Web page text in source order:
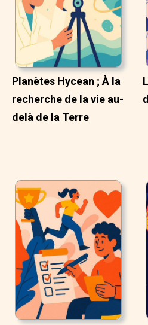
Planètes Hycean ; À la
recherche de la vie au-
delà de la Terre